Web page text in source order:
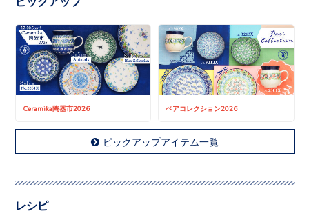
Ceramika陶器市2026 ペアコレクション2026
ピックアップアイテム一覧
レシピ